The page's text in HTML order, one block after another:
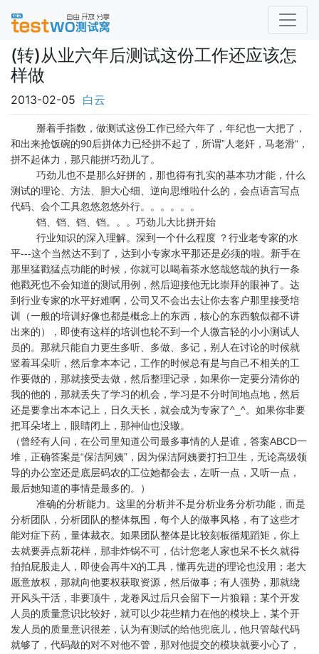
(转)从业六年后测试这份工作还应该怎
样做
2013-02-05 白云
掰着手指数，做测试这份工作已经六年了，年纪也一大把了，
和出来抢饭碗的90后拼体力已经拼不起了，所谓”人老奸，马老滑“，
拼不起体力，那只能拼巧劲儿了。
巧劲儿也不是那么好拼的，那也得有扎实的基本功才能，什么
测试的理论、方法、胆大心细、逆向思维啦什么的，会点语言写点
代码、会个工具忽悠忽悠外行。。。。。。
铛、铛、铛、铛。。。巧劲儿大比拼开始
行业知识的深入理解。深到一个什么程度 ？行业老专家的水
平---这个当然达不到了，达到小专家水平那还是必须的啦。新手在
那里猛戳猛点功能的时候，你就可以喝着茶水悠哉悠哉的执行一条
他戳死也不会知道的测试用例，然后迎接他无比崇拜的眼神了。达
到行业专家的水平好难啊，公司又不会出去让你去客户那里接受培
训（一般的培训好像也都是概念上的东西，核心的东西貌似都不讲
出来的），即使有这样的培训也轮不到一个人微言轻的小小测试人
员的。那就只能自力更生多听、多做、多记，别人在讨论的时候就
竖着耳朵听，然后拿本本记，工作的时候总有是与自己不相关的工
作要做的，那就接受去做，然后整理记录，如果你一定要分清你的
我的他的，那就丢失了学习的机会，学习是不分时间地点地，然后
还是要拿出本本记上，日久天长，就会成为专家了^_^。 如果你非要
把耳朵堵上，眼睛闭上，那神仙也没辙。
（曾经有人问，在公司里知道公司最多事情的人是谁，答案ABCD一
堆，正确答案是“保洁阿姨”，因为保洁阿姨要打扫卫生，无论高级领
导的办公室还是底层码农的工位她都会去，左听一点，又听一点，
最后她知道的事情是最多的。）
准确的分析能力。这里的分析并不是分析业务分析功能，而是
分析团队，分析团队的整体氛围，每个人的做事风格，有了这些才
能对症下药，量体裁衣。如果团队整体是比较刻板循规蹈矩，你上
去就要弄点新花样，那非炸锅不可，估计您老人家也呆不长久就得
拍拍屁股走人，即使会再牛X的工具，懂再先进的理论也没用；老大
愿意放权，那就向他要权获取资源，然后做事；有人强势，那就绕
开风头干活，非要顶牛，龙卷风过后只会留下一片狼籍；某个开发
人员的质量意识比较好，就可以少花些精力在他的模块上，某个开
发人员的质量意识很差，认为有测试的给他兜底儿，他只管敲代码
就够了，代码敲的对不对他不管，那对他提交的模块就要小心了，